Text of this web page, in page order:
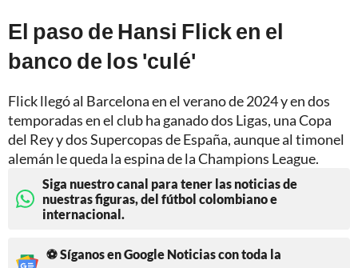
El paso de Hansi Flick en el
banco de los 'culé'
Flick llegó al Barcelona en el verano de 2024 y en dos
temporadas en el club ha ganado dos Ligas, una Copa
del Rey y dos Supercopas de España, aunque al timonel
alemán le queda la espina de la Champions League.
Siga nuestro canal para tener las noticias de
nuestras figuras, del fútbol colombiano e
internacional.
⚽ Síganos en Google Noticias con toda la